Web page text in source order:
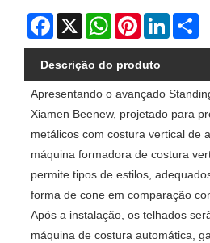
Facebook
X WhatsAppPinterestLinkedIn
Descrição do produto
Apresentando o avançado
Xiamen Beenew, projetado para
metálicos com costura vertical de
máquina formadora de costura
permite tipos de estilos,
forma de cone em comparação
Após a instalação, os telhados
máquina de costura automática,